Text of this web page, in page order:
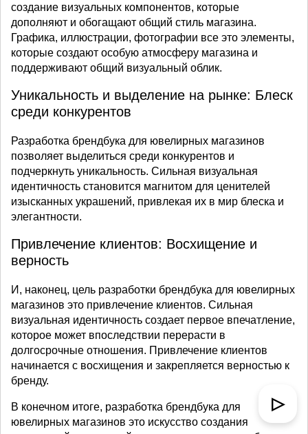
создание визуальных компонентов, которые
дополняют и обогащают общий стиль магазина.
Графика, иллюстрации, фотографии все это элементы,
которые создают особую атмосферу магазина и
поддерживают общий визуальный облик.
Уникальность и выделение на рынке: Блеск
среди конкурентов
Разработка брендбука для ювелирных магазинов
позволяет выделиться среди конкурентов и
подчеркнуть уникальность. Сильная визуальная
идентичность становится магнитом для ценителей
изысканных украшений, привлекая их в мир блеска и
элегантности.
Привлечение клиентов: Восхищение и
верность
И, наконец, цель разработки брендбука для ювелирных
магазинов это привлечение клиентов. Сильная
визуальная идентичность создает первое впечатление,
которое может впоследствии перерасти в
долгосрочные отношения. Привлечение клиентов
начинается с восхищения и закрепляется верностью к
бренду.
В конечном итоге, разработка брендбука для
ювелирных магазинов это искусство создания
▷